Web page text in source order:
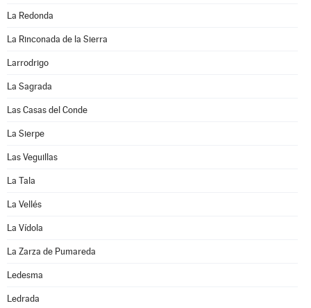
La Redonda
La Rinconada de la Sierra
Larrodrigo
La Sagrada
Las Casas del Conde
La Sierpe
Las Veguillas
La Tala
La Vellés
La Vídola
La Zarza de Pumareda
Ledesma
Ledrada